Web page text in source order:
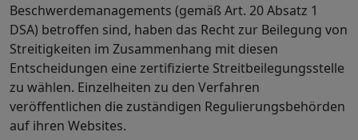
Beschwerdemanagements (gemäß Art. 20 Absatz 1
DSA) betroffen sind, haben das Recht zur Beilegung von
Streitigkeiten im Zusammenhang mit diesen
Entscheidungen eine zertifizierte Streitbeilegungsstelle
zu wählen. Einzelheiten zu den Verfahren
veröffentlichen die zuständigen Regulierungsbehörden
auf ihren Websites.